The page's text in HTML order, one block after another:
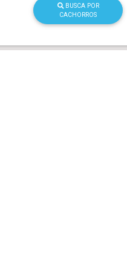
BUSCA POR
CACHORROS